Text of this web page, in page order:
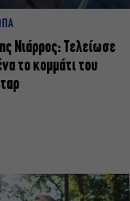
Νιάρρος: Τελείωσε
το κομμάτι του